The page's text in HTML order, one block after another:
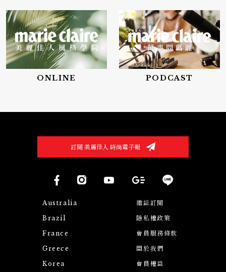
ONLINE PODCAST
Australia
Brazil
France
Greece
Korea
訂閱 美麗佳人 時尚電子報
雜誌訂閱
隱私權政策
會員服務條款
關於我們
會員權益